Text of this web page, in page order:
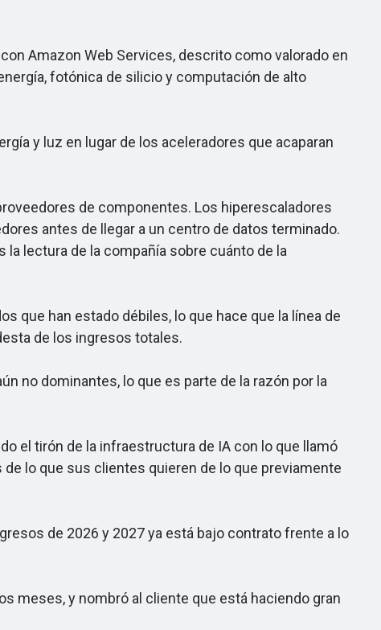
Amazon Web Services, descrito como valorado en
fotónica de silicio y computación de alto
y luz en lugar de los aceleradores que acaparan
de componentes. Los hiperescaladores
antes de llegar a un centro de datos terminado.
lectura de la compañía sobre cuánto de la
han estado débiles, lo que hace que la línea de
de los ingresos totales.
no dominantes, lo que es parte de la razón por la
el tirón de la infraestructura de IA con lo que llamó
lo que sus clientes quieren de lo que previamente
de 2026 y 2027 ya está bajo contrato frente a lo
meses, y nombró al cliente que está haciendo gran